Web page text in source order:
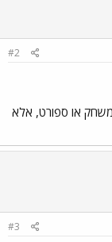
#2
או ספורט, אלא
#3